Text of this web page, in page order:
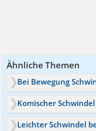
Ähnliche Themen